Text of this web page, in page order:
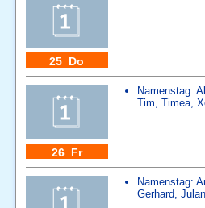
25 Do
26 Fr
Namenstag:
Tim Timea,
Namenstag:
Gerhard Julan